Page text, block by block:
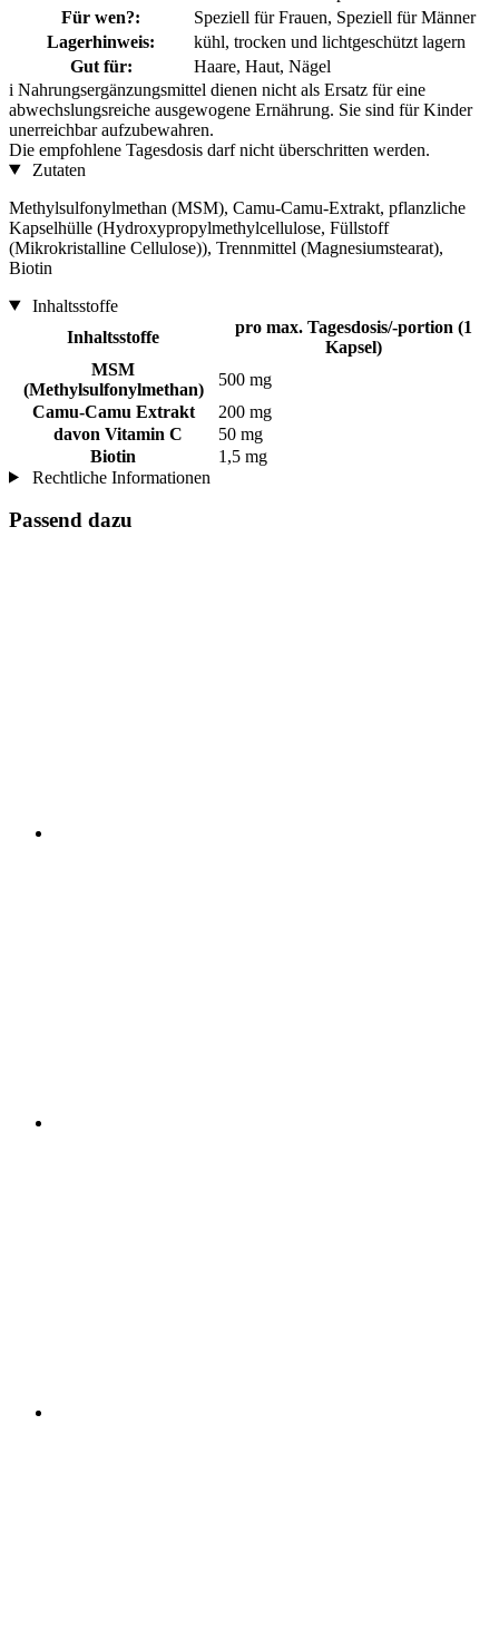
Für wen?:
Speziell für Frauen, Speziell für Männer
Lagerhinweis:
kühl, trocken und lichtgeschützt lagern
Gut für:
Haare, Haut, Nägel
i Nahrungsergänzungsmittel dienen nicht als Ersatz für eine
abwechslungsreiche ausgewogene Ernährung. Sie sind für Kinder
unerreichbar aufzubewahren.
Die empfohlene Tagesdosis darf nicht überschritten werden.
Zutaten
Methylsulfonylmethan (MSM), Camu-Camu-Extrakt, pflanzliche
Kapselhülle (Hydroxypropylmethylcellulose, Füllstoff
(Mikrokristalline Cellulose)), Trennmittel (Magnesiumstearat),
Biotin
Inhaltsstoffe
Inhaltsstoffe
pro max. Tagesdosis/-portion (1
Kapsel)
MSM
(Methylsulfonylmethan)
500 mg
Camu-Camu Extrakt
200 mg
davon Vitamin C
50 mg
Biotin
1,5 mg
Rechtliche Informationen
Passend dazu